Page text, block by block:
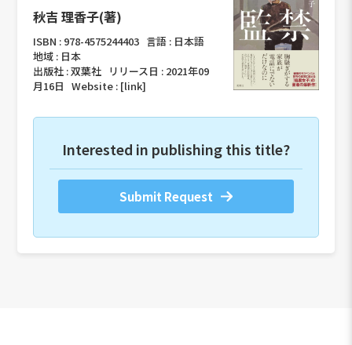
秋吉 理香子(著)
ISBN : 978-4575244403 言語 : 日本語
地域 : 日本
出版社 :双葉社 リリース日 : 2021年09
月16日Website : [link]
Interested in publishing this title?
Submit Request